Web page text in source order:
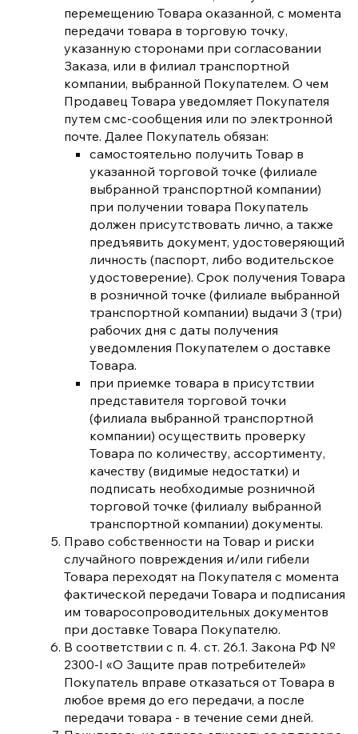
перемещению Товара оказанной, с момента
передачи товара в торговую точку,
указанную сторонами при согласовании
Заказа, или в филиал транспортной
компании, выбранной Покупателем. О чем
Продавец Товара уведомляет Покупателя
путем смс-сообщения или по электронной
почте. Далее Покупатель обязан:
самостоятельно получить Товар в
указанной торговой точке (филиале
выбранной транспортной компании)
при получении товара Покупатель
должен присутствовать лично, а также
предъявить документ, удостоверяющий
личность (паспорт, либо водительское
удостоверение). Срок получения Товара
в розничной точке (филиале выбранной
транспортной компании) выдачи 3 (три)
рабочих дня с даты получения
уведомления Покупателем о доставке
Товара.
при приемке товара в присутствии
представителя торговой точки
(филиала выбранной транспортной
компании) осуществить проверку
Товара по количеству, ассортименту,
качеству (видимые недостатки) и
подписать необходимые розничной
торговой точке (филиалу выбранной
транспортной компании) документы.
Право собственности на Товар и риски
случайного повреждения и/или гибели
Товара переходят на Покупателя с момента
фактической передачи Товара и подписания
им товаросопроводительных документов
при доставке Товара Покупателю.
В соответствии с п. 4. ст. 26.1. Закона РФ №
2300-I «О Защите прав потребителей»
Покупатель вправе отказаться от Товара в
любое время до его передачи, а после
передачи товара - в течение семи дней.